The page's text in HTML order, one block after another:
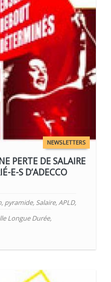
NEWSLETTERS
PERTE DE SALAIRE
E-S D’ADECCO
, pyramide, Salaire,APLD,
Longue Durée,